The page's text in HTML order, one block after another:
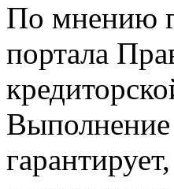
По мнению
портала